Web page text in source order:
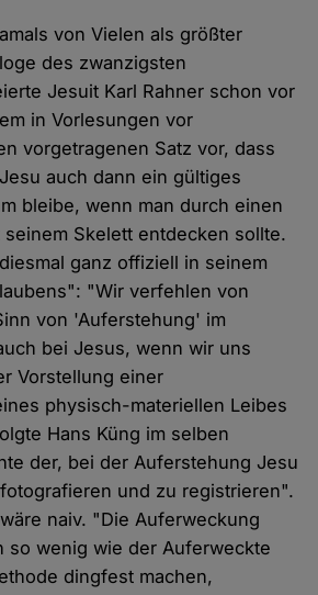
von Vielen als größter
des zwanzigsten
Jesuit Karl Rahner schon vor
in Vorlesungen vor
vorgetragenen Satz vor, dass
auch dann ein gültiges
bleibe, wenn man durch einen
seinem Skelett entdecken sollte.
ganz offiziell in seinem
"Wir verfehlen von
von 'Auferstehung' im
bei Jesus, wenn wir uns
Vorstellung einer
physisch-materiellen Leibes
Hans Küng im selben
der, bei der Auferstehung Jesu
und zu registrieren".
naiv. "Die Auferweckung
so wenig wie der Auferweckte
dingfest machen,